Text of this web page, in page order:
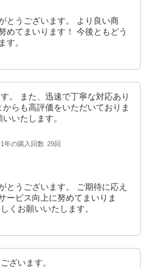
とうございます。 より良い商
めてまいります！ 今後ともどう
す。
。 また、迅速で丁寧な対応あり
らも高評価をいただいておりま
いたします。
年の購入回数 29回
とうございます。 ご期待に応え
ービス向上に努めてまいりま
くお願いいたします。
ざいます。